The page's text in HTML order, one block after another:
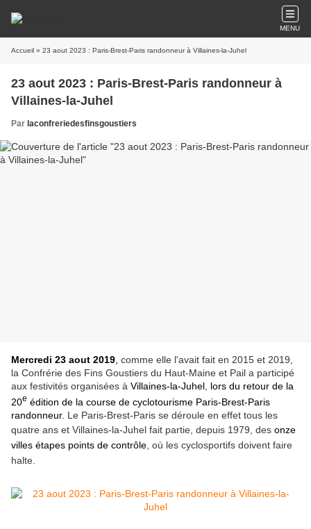
MENU
Accueil » 23 aout 2023 : Paris-Brest-Paris randonneur à Villaines-la-Juhel
23 aout 2023 : Paris-Brest-Paris randonneur à
Villaines-la-Juhel
Par laconfreriedesfinsgoustiers
Mercredi 23 aout 2019 comme elle l'avait fait en 2015 et 2019,
la Confrérie des Fins Goustiers du Haut-Maine et Pail a participé
aux festivités organisées à Villaines-la-Juhel lors du retour de la
20e édition de la course de cyclotourisme Paris-Brest-Paris
randonneur. Le Paris-Brest-Paris se déroule en effet tous les
quatre ans et Villaines-la-Juhel fait partie, depuis 1979, des onze
villes étapes points de contrôle , où les cyclosportifs doivent faire
halte.